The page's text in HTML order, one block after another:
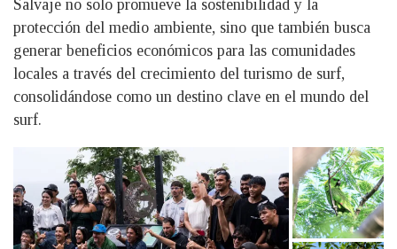
Salvaje no solo promueve la sostenibilidad y la
protección del medio ambiente, sino que también busca
generar beneficios económicos para las comunidades
locales a través del crecimiento del turismo de surf,
consolidándose como un destino clave en el mundo del
surf.